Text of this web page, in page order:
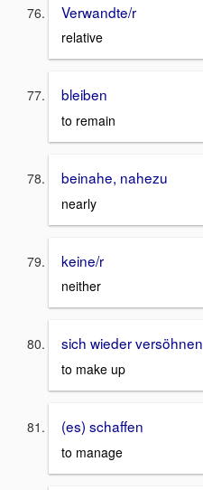
Verwandte/r
relative
bleiben
to remain
beinahe, nahezu
nearly
keine/r
neither
sich wieder versöhnen
to make up
(es) schaffen
to manage